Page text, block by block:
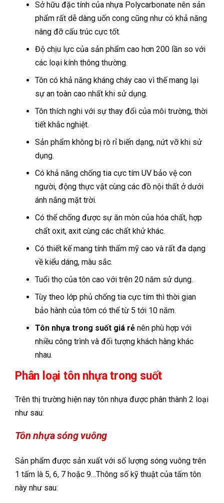
Sở hữu đặc tính của nhựa Polycarbonate nên sản
phẩm rất dễ dàng uốn cong cũng như có khả năng
nâng đỡ cấu trúc cực tốt.
Độ chịu lực của sản phẩm cao hơn 200 lần so với
các loại kính thông thường.
Tôn có khả năng kháng cháy cao vì thế mang lại
sự an toàn cao nhất khi sử dụng.
Tôn thích nghi với sự thay đổi của môi trường, thời
tiết khắc nghiệt.
Sản phẩm không bị rò rỉ biến dạng, nứt vỡ khi sử
dụng.
Có khả năng chống tia cực tím UV bảo vệ con
người, động thực vật cùng các đồ nội thất ở dưới
ánh nắng mặt trời.
Có thể chống được sự ăn mòn của hóa chất, hợp
chất oxit, axit cùng các chất khử khác.
Có thiết kế mang tính thẩm mỹ cao và rất đa dạng
về kiểu dáng, màu sắc.
Tuổi thọ của tôn cao với trên 20 năm sử dụng.
Tùy theo lớp phủ chống tia cực tím thì thời gian
bảo hành của tôm có thể từ 5 tới 10 năm.
Tôn nhựa trong suốt giá rẻ nên phù hợp với
nhiều công trình và đối tượng khách hàng khác
nhau.
Phân loại tôn nhựa trong suốt
Trên thị trường hiện nay tôn nhựa được phân thành 2 loại
như sau:
Tôn nhựa sóng vuông
Sản phẩm được sản xuất với số lượng sóng vuông trên
1 tấm là 5, 6, 7 hoặc 9…Thông số kỹ thuật của tấm tôn
này như sau: